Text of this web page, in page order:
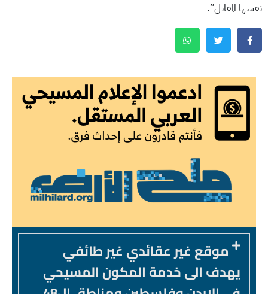
نفسها المقابل”.
موقع غير عقائدي غير طائفي
يهدف الى خدمة المكون المسيحي